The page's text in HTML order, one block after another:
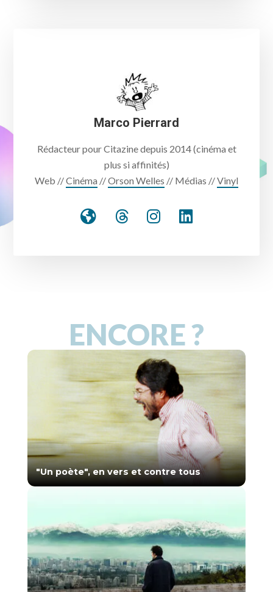
Marco Pierrard
Rédacteur pour Citazine depuis 2014 (cinéma et
plus si affinités)
Web //Cinéma //Orson Welles // Médias //Vinyl
ENCORE ?
"Un poète", en vers et contre tous